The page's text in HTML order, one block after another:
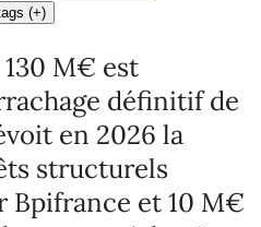
(+)
M€ est
définitif de
en 2026 la
structurels
Bpifrance et 10 M€